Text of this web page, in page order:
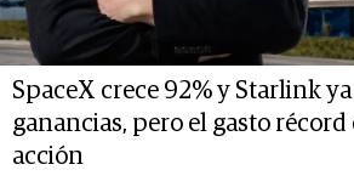
SpaceX crece 92% y Starlink
ganancias, pero el gasto récord
acción